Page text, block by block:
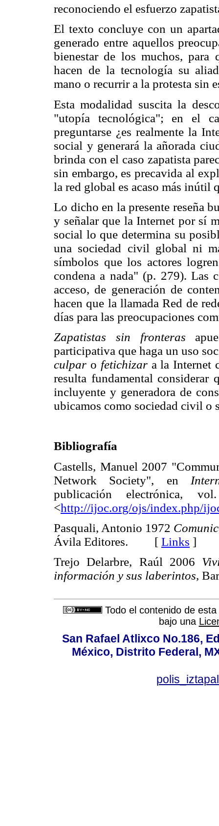
reconociendo el esfuerzo
El texto concluye con un
generado entre aquellos
bienestar de los muchos,
hacen de la tecnología su
mano o recurrir a la protesta sin
Esta modalidad suscita la
"utopía tecnológica"; en el
preguntarse ¿es realmente la
social y generará la añorada
brinda con el caso zapatista
sin embargo, es precavida al
la red global es acaso más inútil
Lo dicho en la presente reseña
y señalar que la Internet por sí
social lo que determina su
una sociedad civil global ni
símbolos que los actores
condena a nada" (p. 279). Las
acceso, de generación de
hacen que la llamada Red de
días para las preocupaciones
Zapatistas sin fronteras
participativa que haga un uso
culpar o fetichizara la Internet
resulta fundamental considerar
incluyente y generadora de
ubicamos como sociedad civil o
Bibliografía
Castells, Manuel 2007
Network Society", en
publicación electrónica,
<http://ijoc.org/ojs/index.php/
Pasquali, Antonio 1972
Ávila Editores. [ Links ]
Trejo Delarbre, Raúl 2006
información y sus laberintos,
Todo el contenido de
bajo una
San Rafael Atlixco No.186,
México, Distrito Federal,